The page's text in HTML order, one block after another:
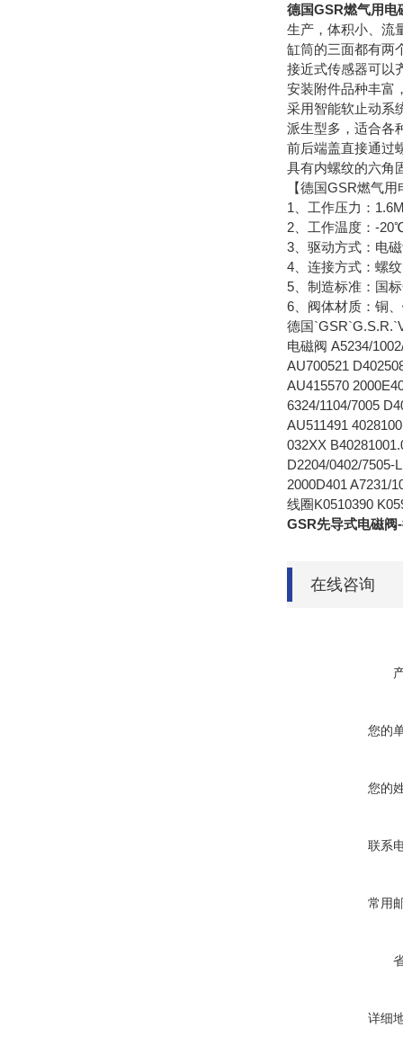
德国GSR燃气用电
生产，体积小、流
缸筒的三面都有两
接近式传感器可以
安装附件品种丰富
采用智能软止动系
派生型多，适合各
前后端盖直接通过
具有内螺纹的六角
【德国GSR燃气
1、工作压力：
2、工作温度：-
3、驱动方式：电
4、连接方式：螺
5、制造标准：国
6、阀体材质：铜
德国
电磁阀 A5234/
AU700521
AU415570
6324/1104/7005
AU511491
032XX
D2204/0402/7505-
2000D401 A7231/
线圈K0510390
GSR先导式电磁阀
在线咨询
您的
您的
联系
常用
详细